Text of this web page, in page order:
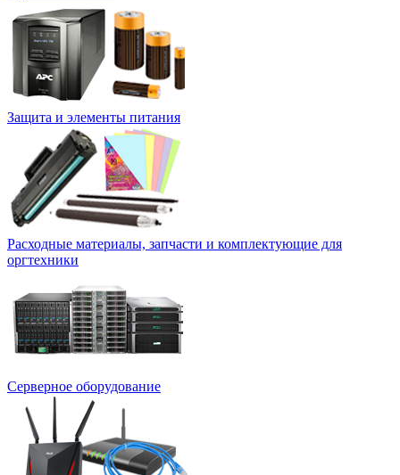
Защита и элементы питания
Расходные материалы, запчасти и комплектующие для
оргтехники
Серверное оборудование